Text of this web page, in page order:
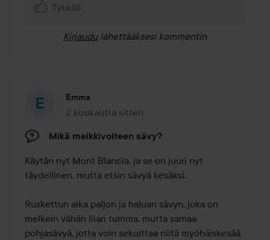
Tykkää
Kirjaudu lähettääksesi kommentin
Emma
2 kuukautta sitten
Viesti luotiin 2 kuukautta sitten
Mikä meikkivoiteen sävy?
Käytän nyt Mont Blancia, ja se on juuri nyt
täydellinen, mutta etsin sävyä kesäksi.
Ruskettun aika paljon ja haluan sävyn, joka on
melkein vähän liian tumma, mutta samaa
pohjasävyä, jotta voin sekoittaa niitä myöhäiskesää